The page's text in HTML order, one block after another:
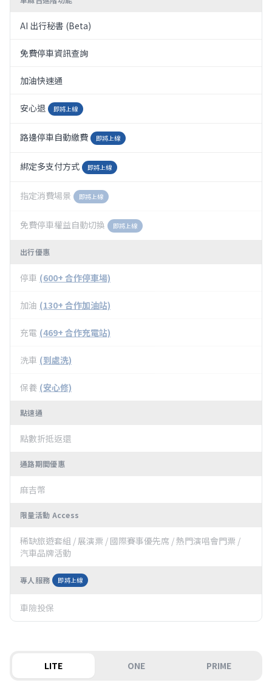
AI 出行秘書 (Beta)
免費停車資訊查詢
加油快速通
安心退 即將上線
路邊停車自動繳費 即將上線
綁定多支付方式 即將上線
指定消費場景 即將上線
免費停車權益自動切換 即將上線
出行優惠
停車 (600+ 合作停車場)
加油 (130+ 合作加油站)
充電 (469+ 合作充電站)
洗車 (到處洗)
保養 (安心修)
點速通
點數折抵返還
通路期間優惠
麻吉幣
限量活動 Access
稀缺旅遊套組 / 展演票 / 國際賽事優先席 / 熱門演唱會門票 /
汽車品牌活動
專人服務 即將上線
車險投保
LITE ONE PRIME